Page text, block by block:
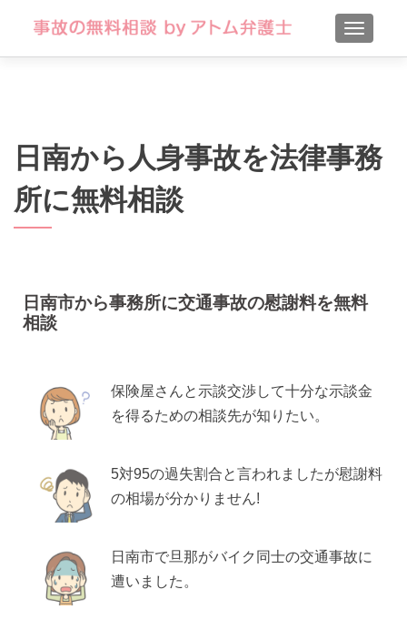
日南から人身事故を法律事務
所に無料相談
日南市から事務所に交通事故の慰謝料を無料
相談
保険屋さんと示談交渉して十分な示談金
を得るための相談先が知りたい。
5対95の過失割合と言われましたが慰謝料
の相場が分かりません!
日南市で旦那がバイク同士の交通事故に
遭いました。